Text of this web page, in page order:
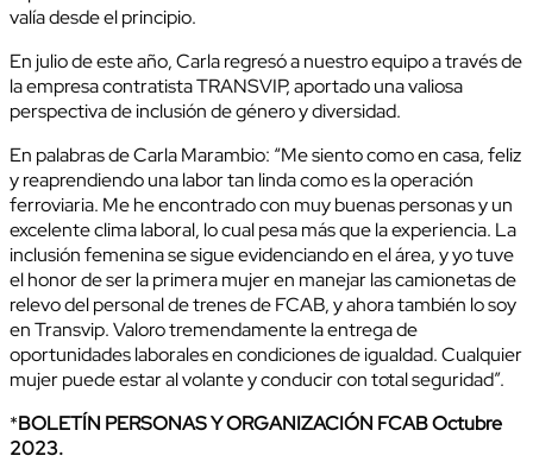
valía desde el principio.
En julio de este año, Carla regresó a nuestro equipo a través de
la empresa contratista TRANSVIP, aportado una valiosa
perspectiva de inclusión de género y diversidad.
En palabras de Carla Marambio: “Me siento como en casa, feliz
y reaprendiendo una labor tan linda como es la operación
ferroviaria. Me he encontrado con muy buenas personas y un
excelente clima laboral, lo cual pesa más que la experiencia. La
inclusión femenina se sigue evidenciando en el área, y yo tuve
el honor de ser la primera mujer en manejar las camionetas de
relevo del personal de trenes de FCAB, y ahora también lo soy
en Transvip. Valoro tremendamente la entrega de
oportunidades laborales en condiciones de igualdad. Cualquier
mujer puede estar al volante y conducir con total seguridad”.
*BOLETÍN PERSONAS Y ORGANIZACIÓN FCAB Octubre
2023.